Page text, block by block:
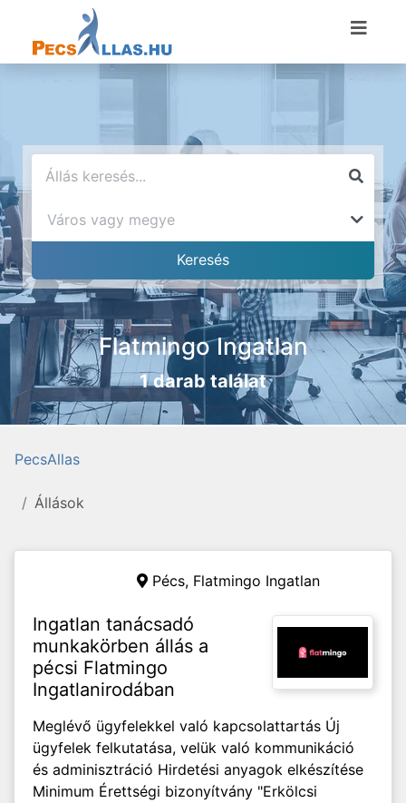
Flatmingo Ingatlan
1 darab találat
PecsAllas
Állások
Pécs, Flatmingo Ingatlan
Ingatlan tanácsadó
munkakörben állás a
pécsi Flatmingo
Ingatlanirodában
Meglévő ügyfelekkel való kapcsolattartás Új
ügyfelek felkutatása, velük való kommunikáció
és adminisztráció Hirdetési anyagok elkészítése
Minimum Érettségi bizonyítvány "Erkölcsi